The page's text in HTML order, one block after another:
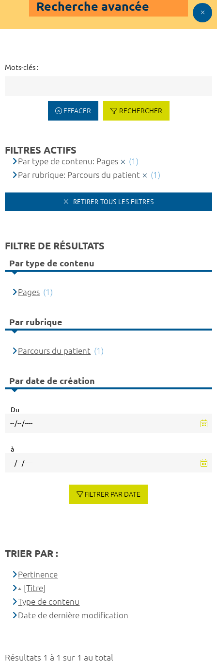
Recherche avancée
Mots-clés :
EFFACER RECHERCHER
Résultats 1 à 1 sur 1 au total
FILTRES ACTIFS
Par type de contenu: Pages
(1)
Par rubrique: Parcours du patient
(1)
RETIRER TOUS LES FILTRES
FILTRE DE RÉSULTATS
Par type de contenu
Pages (1)
Par rubrique
Parcours du patient (1)
Par date de création
Du
à
FILTRER PAR DATE
TRIER PAR :
Pertinence
[Titre]
Type de contenu
Date de dernière modification